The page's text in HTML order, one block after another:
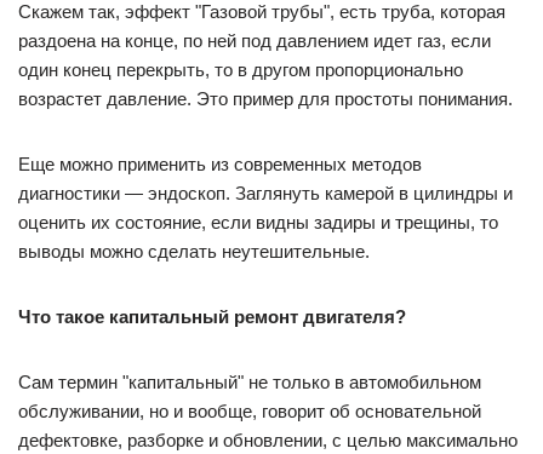
Скажем так, эффект "Газовой трубы", есть труба, которая
раздоена на конце, по ней под давлением идет газ, если
один конец перекрыть, то в другом пропорционально
возрастет давление. Это пример для простоты понимания.
Еще можно применить из современных методов
диагностики — эндоскоп. Заглянуть камерой в цилиндры и
оценить их состояние, если видны задиры и трещины, то
выводы можно сделать неутешительные.
Что такое капитальный ремонт двигателя?
Сам термин "капитальный" не только в автомобильном
обслуживании, но и вообще, говорит об основательной
дефектовке, разборке и обновлении, с целью максимально